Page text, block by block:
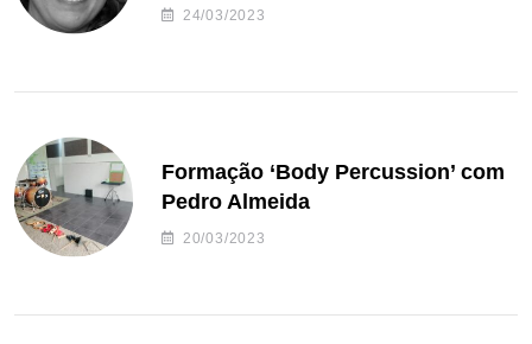
24/03/2023
Formação ‘Body Percussion’ com
Pedro Almeida
20/03/2023